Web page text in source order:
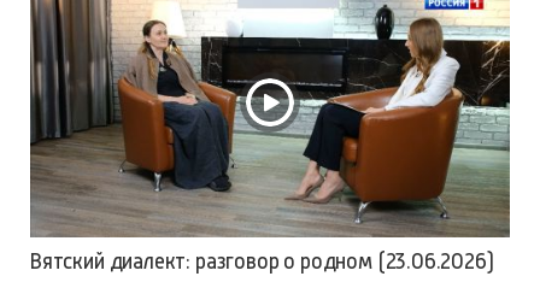
Вятский диалект: разговор о родном (23.06.2026)